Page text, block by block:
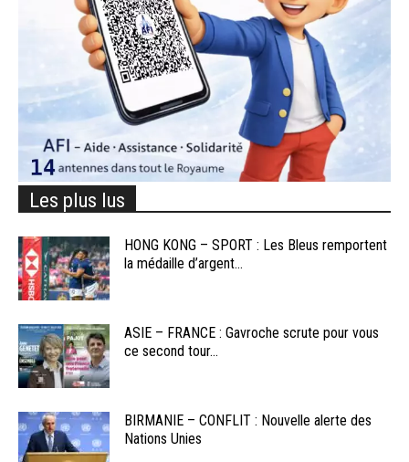
Les plus lus
HONG KONG – SPORT : Les Bleus remportent
la médaille d’argent...
ASIE – FRANCE : Gavroche scrute pour vous
ce second tour...
BIRMANIE – CONFLIT : Nouvelle alerte des
Nations Unies